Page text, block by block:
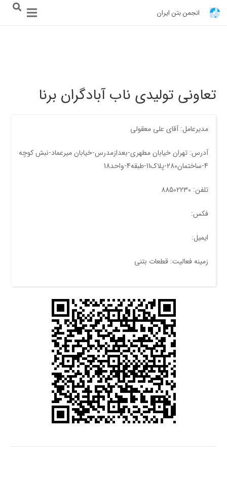
انجمن بتن ایران
تعاونی تولیدی ناب آبادگران برنا
مدیرعامل: آقای علی معقولی
آدرس: تهران خیابان مطهری-بعدازمدرس-خیابان میرعماد-نبش کوچه
4-ساختمان280-پلاک11-طبقه4-واحد18
تلفن: 88502230
فکس:
ایمیل:
زمینه فعالیت: قطعات بتنی